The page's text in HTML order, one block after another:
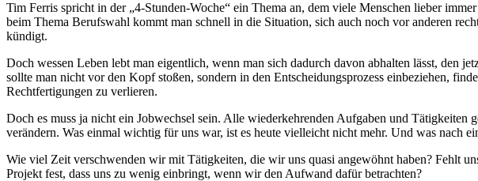
Tim Ferris spricht in der „4-Stunden-Woche“ ein Thema an, dem viele Menschen lieber
beim Thema Berufswahl kommt man schnell in die Situation, sich auch noch vor anderen
kündigt.
Doch wessen Leben lebt man eigentlich, wenn man sich dadurch davon abhalten lässt, den
sollte man nicht vor den Kopf stoßen, sondern in den Entscheidungsprozess einbeziehen,
Rechtfertigungen zu verlieren.
Doch es muss ja nicht ein Jobwechsel sein. Alle wiederkehrenden Aufgaben und
verändern. Was einmal wichtig für uns war, ist es heute vielleicht nicht mehr. Und was nach
Wie viel Zeit verschwenden wir mit Tätigkeiten, die wir uns quasi angewöhnt haben? Fehlt
Projekt fest, dass uns zu wenig einbringt, wenn wir den Aufwand dafür betrachten?